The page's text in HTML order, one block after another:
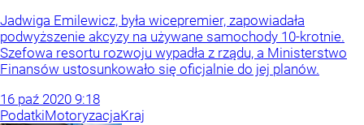
Jadwiga Emilewicz, była wicepremier, zapowiadała
podwyższenie akcyzy na używane samochody 10-krotnie.
Szefowa resortu rozwoju wypadła z rządu, a Ministerstwo
Finansów ustosunkowało się oficjalnie do jej planów.
16 paź 2020 9:18
PodatkiMotoryzacjaKraj